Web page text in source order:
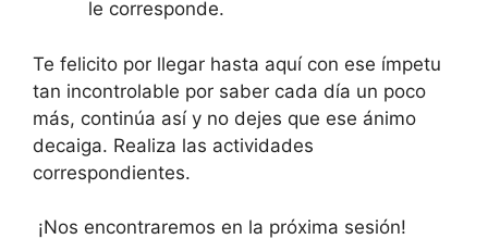
le corresponde.
Te felicito por llegar hasta aquí con ese ímpetu
tan incontrolable por saber cada día un poco
más, continúa así y no dejes que ese ánimo
decaiga. Realiza las actividades
correspondientes.
¡Nos encontraremos en la próxima sesión!